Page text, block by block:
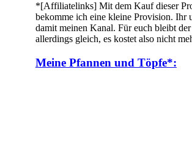
*[Affiliatelinks] Mit dem Kauf dieser
bekomme ich eine kleine Provision. Ihr
damit meinen Kanal. Für euch bleibt der
allerdings gleich, es kostet also nicht
Meine Pfannen und Töpfe*: